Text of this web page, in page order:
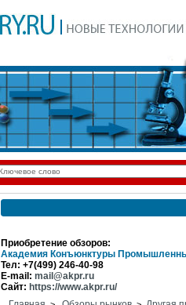
Приобретение обзоров:
Академия Конъюнктуры
Тел: +7(499) 246-40-98
E-mail: mail@akpr.ru
Сайт: https://www.akpr.ru/